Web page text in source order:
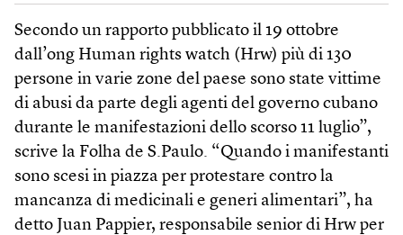
Secondo un rapporto pubblicato il 19 ottobre
dall’ong Human rights watch (Hrw) più di 130
persone in varie zone del paese sono state vittime
di abusi da parte degli agenti del governo cubano
durante le manifestazioni dello scorso 11 luglio”,
scrive la Folha de S.Paulo. “Quando i manifestanti
sono scesi in piazza per protestare contro la
mancanza di medicinali e generi alimentari”, ha
detto Juan Pappier, responsabile senior di Hrw per